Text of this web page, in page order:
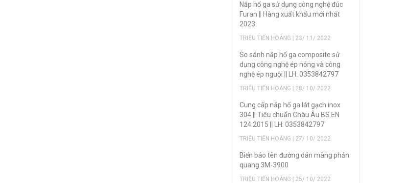
Nắp hố ga sử dụng công nghệ đúc
Furan || Hàng xuất khẩu mới nhất
2023
TRIỆU TIẾN HOÀNG | 23/ 11/ 2022
So sánh nắp hố ga composite sử
dụng công nghệ ép nóng và công
nghệ ép nguội || LH: 0353842797
TRIỆU TIẾN HOÀNG | 28/ 10/ 2022
Cung cấp nắp hố ga lát gạch inox
304 || Tiêu chuẩn Châu Âu BS EN
124:2015 || LH: 0353842797
TRIỆU TIẾN HOÀNG | 27/ 10/ 2022
Biển báo tên đường dán màng phản
quang 3M-3900
TRIỆU TIẾN HOÀNG | 25/ 10/ 2022